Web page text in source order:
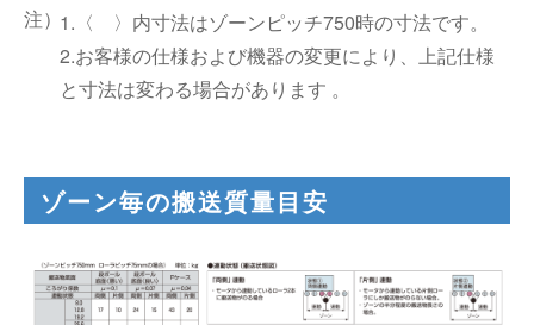
1.〈 〉内寸法はゾーンピッチ750時の寸法です。
2.お客様の仕様および機器の変更により、上記仕様
と寸法は変わる場合があります 。
ゾーン毎の搬送質量目安